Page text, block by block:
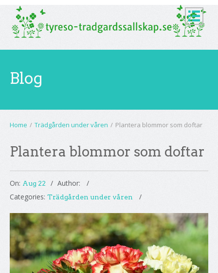
Blog
Home / Trädgården under våren / Plantera blommor som doftar
Plantera blommor som doftar
On: Aug 22
Author:
Categories: Trädgården under våren